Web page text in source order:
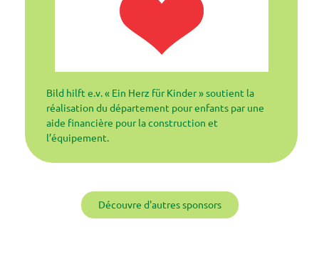
Bild hilft e.v. « Ein Herz für Kinder » soutient la
réalisation du département pour enfants par une
aide financière pour la construction et
l’équipement.
Découvre d'autres sponsors